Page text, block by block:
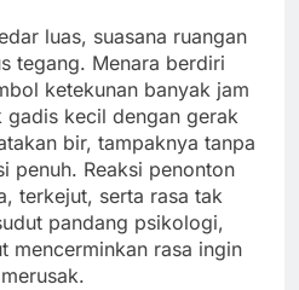
luas, suasana ruangan
tegang. Menara berdiri
ketekunan banyak jam
gadis kecil dengan gerak
bir, tampaknya tanpa
penuh. Reaksi penonton
terkejut, serta rasa tak
pandang psikologi,
mencerminkan rasa ingin